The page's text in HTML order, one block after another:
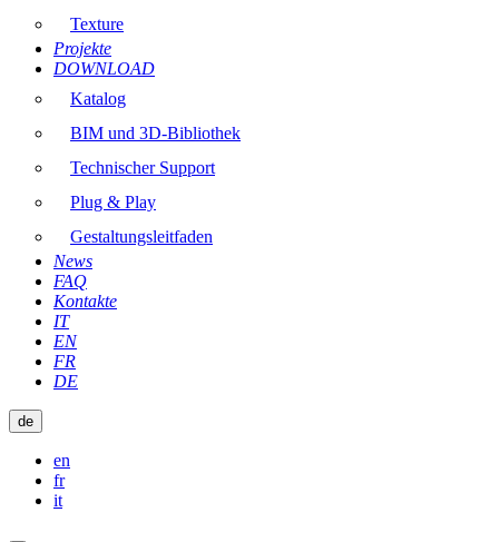
Texture
Projekte
DOWNLOAD
Katalog
BIM und 3D-Bibliothek
Technischer Support
Plug & Play
Gestaltungsleitfaden
News
FAQ
Kontakte
IT
EN
FR
DE
de
en
fr
it